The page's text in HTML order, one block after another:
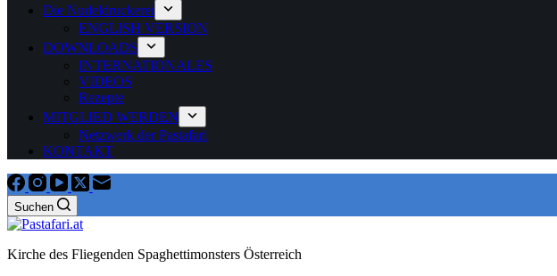
Die Nudeldruckerei
ENGLISH VERSION
DOWNLOADS
INTERNATIONALES
VIDEOS
Rezepte
MITGLIED WERDEN
Netzwerk der Pastafari
KONTAKT
Suchen
Kirche des Fliegenden Spaghettimonsters Österreich